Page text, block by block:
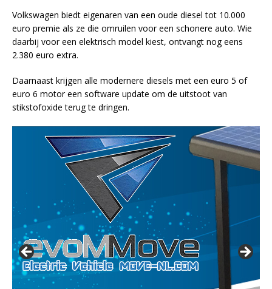
Volkswagen biedt eigenaren van een oude diesel tot 10.000
euro premie als ze die omruilen voor een schonere auto. Wie
daarbij voor een elektrisch model kiest, ontvangt nog eens
2.380 euro extra.
Daarnaast krijgen alle modernere diesels met een euro 5 of
euro 6 motor een software update om de uitstoot van
stikstofoxide terug te dringen.